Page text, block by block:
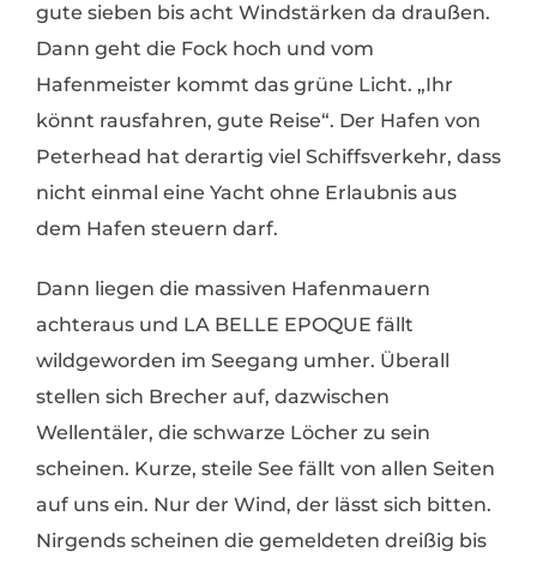
gute sieben bis acht Windstärken da draußen.
Dann geht die Fock hoch und vom
Hafenmeister kommt das grüne Licht. „Ihr
könnt rausfahren, gute Reise“. Der Hafen von
Peterhead hat derartig viel Schiffsverkehr, dass
nicht einmal eine Yacht ohne Erlaubnis aus
dem Hafen steuern darf.
Dann liegen die massiven Hafenmauern
achteraus und LA BELLE EPOQUE fällt
wildgeworden im Seegang umher. Überall
stellen sich Brecher auf, dazwischen
Wellentäler, die schwarze Löcher zu sein
scheinen. Kurze, steile See fällt von allen Seiten
auf uns ein. Nur der Wind, der lässt sich bitten.
Nirgends scheinen die gemeldeten dreißig bis